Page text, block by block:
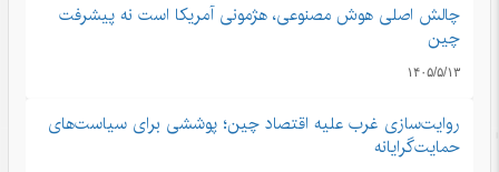
چالش اصلی هوش مصنوعی، هژمونی آمریکا است نه پیشرفت
چین
۱۴۰۵/۵/۱۳
روایت‌سازی غرب علیه اقتصاد چین؛ پوششی برای سیاست‌های
حمایت‌گرایانه